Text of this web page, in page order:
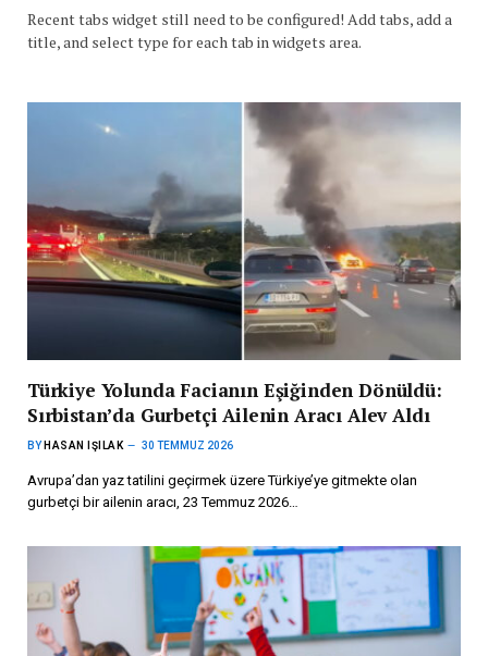
Recent tabs widget still need to be configured! Add tabs, add a
title, and select type for each tab in widgets area.
Türkiye Yolunda Facianın Eşiğinden Dönüldü:
Sırbistan’da Gurbetçi Ailenin Aracı Alev Aldı
BY HASAN IŞILAK 30 TEMMUZ 2026
Avrupa’dan yaz tatilini geçirmek üzere Türkiye’ye gitmekte olan
gurbetçi bir ailenin aracı, 23 Temmuz 2026…